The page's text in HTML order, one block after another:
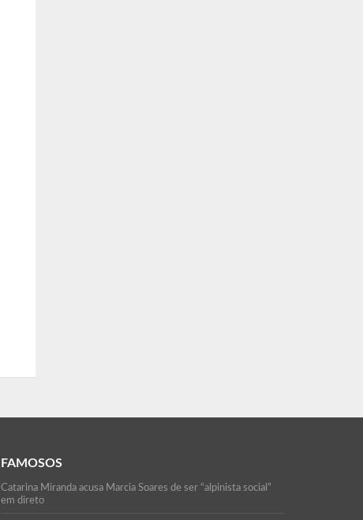
FAMOSOS
Catarina Miranda acusa Marcia Soares de ser “alpinista social”
em direto